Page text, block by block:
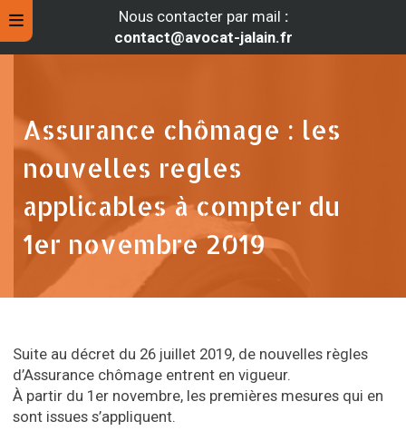
Nous contacter par mail :
contact@avocat-jalain.fr
Assurance chômage : les
nouvelles regles
applicables à compter du
1er novembre 2019
Suite au décret du 26 juillet 2019, de nouvelles règles
d’Assurance chômage entrent en vigueur.
À partir du 1er novembre, les premières mesures qui en
sont issues s’appliquent.